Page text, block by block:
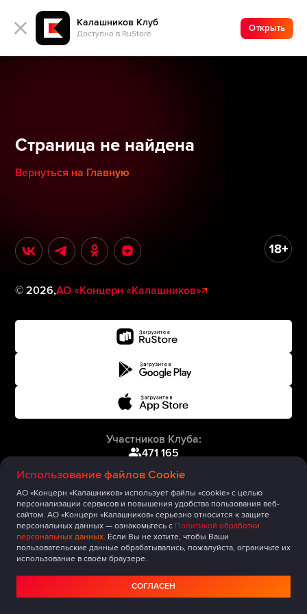
Калашников Клуб
Доступно в RuStore
Открыть
Использование файлов Cookie
АО «Концерн «Калашников» использует файлы «cookie» с целью
персонализации сервисов и повышения удобства пользования веб-
сайтом. АО «Концерн «Калашников» серьезно относится к защите
персональных данных — ознакомьтесь с Политикой обработки
персональных данных. Если Вы не хотите, чтобы Ваши
пользовательские данные обрабатывались, пожалуйста, ограничьте их
использование в своём браузере.
СОГЛАСЕН
Страница не найдена
Вернуться на Главную
©2026,АО «Концерн «Калашников»
Участников Клуба:
471 165